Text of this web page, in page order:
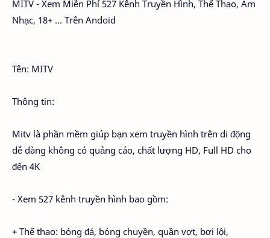
MITV - Xem Miễn Phí 527 Kênh Truyền Hình, Thể Thao, Âm
Nhạc, 18+ ... Trên Andoid
Tên: MITV
Thông tin:
Mitv là phần mềm giúp bạn xem truyền hình trên di động
dễ dàng không có quảng cáo, chất lượng HD, Full HD cho
đến 4K
- Xem 527 kênh truyền hình bao gồm:
+ Thể thao: bóng đá, bóng chuyền, quần vợt, bơi lội,